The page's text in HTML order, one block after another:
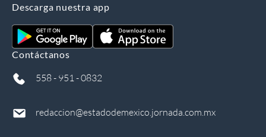
Descarga nuestra app
Contáctanos
558 - 951 - 0832
redaccion@estadodemexico.jornada.com.mx